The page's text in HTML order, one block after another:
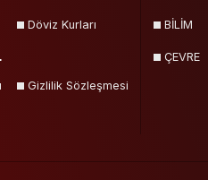
Döviz Kurları
Gizlilik Sözleşmesi
BİLİM
ÇEVRE